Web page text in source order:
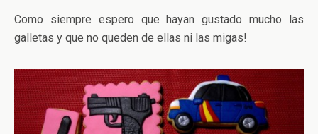
Como siempre espero que hayan gustado mucho las
galletas y que no queden de ellas ni las migas!